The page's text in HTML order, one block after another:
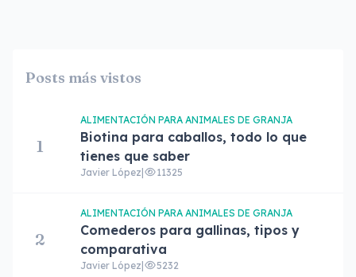
Posts más vistos
1
ALIMENTACIÓN PARA ANIMALES DE GRANJA
Biotina para caballos, todo lo que
tienes que saber
Javier López 11325
2
ALIMENTACIÓN PARA ANIMALES DE GRANJA
Comederos para gallinas, tipos y
comparativa
Javier López 5232